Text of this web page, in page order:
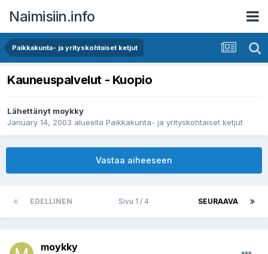
Naimisiin.info
Paikkakunta- ja yrityskohtaiset ketjut
Kauneuspalvelut - Kuopio
Lähettänyt moykky
January 14, 2003 alueella Paikkakunta- ja yrityskohtaiset ketjut
Vastaa aiheeseen
EDELLINEN SEURAAVA
Sivu 1 / 4
moykky